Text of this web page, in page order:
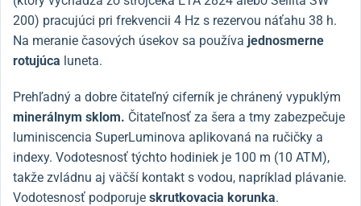
200) pracujúci pri frekvencii 4 Hz s rezervou náťahu 38 h.
Na meranie časových úsekov sa používa jednosmerne
rotujúca luneta.
Prehľadný a dobre čitateľný ciferník je chránený vypuklým
minerálnym sklom. Čitateľnosť za šera a tmy zabezpečuje
luminiscencia SuperLuminova aplikovaná na ručičky a
indexy. Vodotesnosť týchto hodiniek je 100 m (10 ATM),
takže zvládnu aj väčší kontakt s vodou, napríklad plávanie.
Vodotesnosť podporuje skrutkovacia korunka.